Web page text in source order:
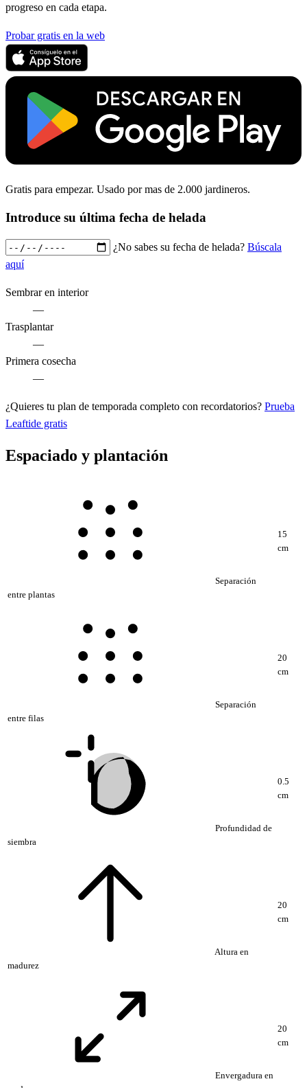
progreso en cada etapa.
Probar gratis en la web
Gratis para empezar. Usado por mas de 2.000 jardineros.
Introduce su última fecha de helada
¿No sabes su fecha de helada? Búscala
aquí
Sembrar en interior
—
Trasplantar
—
Primera cosecha
—
¿Quieres tu plan de temporada completo con recordatorios? Prueba
Leaftide gratis
Espaciado y plantación
Separación
entre plantas
15
cm
Separación
entre filas
20
cm
Profundidad de
siembra
0.5
cm
Altura en
madurez
20
cm
Envergadura en
20
cm